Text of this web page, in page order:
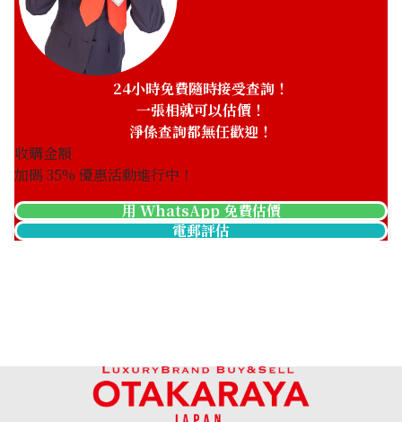
24小時免費隨時接受查詢！
一張相就可以估價！
淨係查詢都無任歡迎！
收購金額
加碼35% 優惠活動進行中！
用 WhatsApp 免費估價
電郵評估